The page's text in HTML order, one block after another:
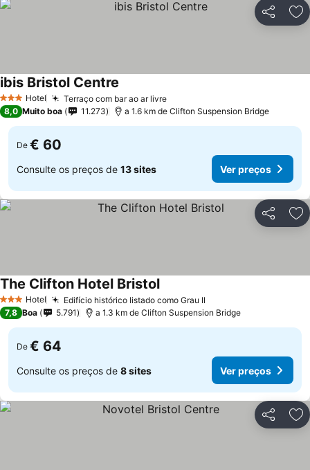
Partilhar
3 EstrelasHotel Terraço com bar ao ar livre
ibis Bristol Centre
8,0 Muito boa 11.273 a 1.6 km de Clifton Suspension Bridge
De € 60
Consulte os preços de 13 sites Ver preços
Partilhar
3 EstrelasHotel Edifício histórico listado como Grau II
The Clifton Hotel Bristol
7,8 Boa 5.791 a 1.3 km de Clifton Suspension Bridge
De € 64
Consulte os preços de 8 sites Ver preços
Partilhar